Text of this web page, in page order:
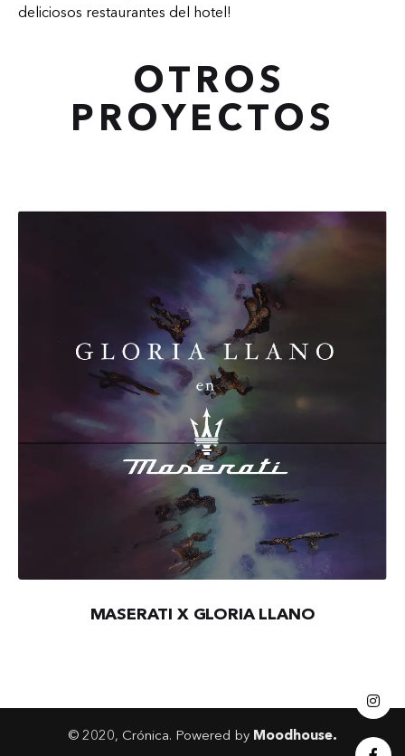
deliciosos restaurantes del hotel!
OTROS
PROYECTOS
MENNITI X ESTEBAN MANTILLA
© 2020, Crónica. Powered by Moodhouse.